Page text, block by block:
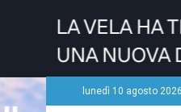
lunedì 10 agosto 2026